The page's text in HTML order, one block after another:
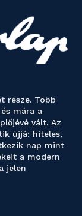
része. Több
mára a
vált. Az
újjá: hiteles,
nap mint
a modern
jelen